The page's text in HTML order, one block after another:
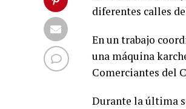
diferentes calles
En un trabajo
una máquina
Comerciantes del
Durante la última